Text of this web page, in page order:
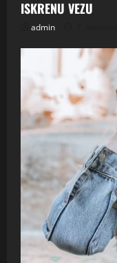
ISKRENU VEZU
admin